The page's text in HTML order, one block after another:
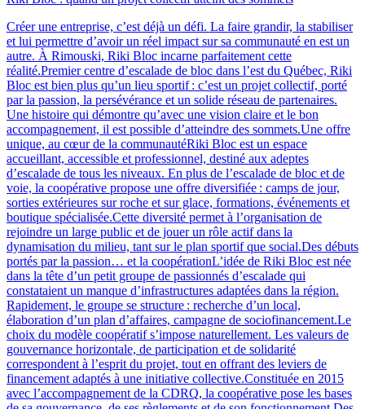
Créer une entreprise, c’est déjà un défi. La faire grandir, la stabiliser
et lui permettre d’avoir un réel impact sur sa communauté en est un
autre. À Rimouski, Riki Bloc incarne parfaitement cette
réalité.Premier centre d’escalade de bloc dans l’est du Québec, Riki
Bloc est bien plus qu’un lieu sportif : c’est un projet collectif, porté
par la passion, la persévérance et un solide réseau de partenaires.
Une histoire qui démontre qu’avec une vision claire et le bon
accompagnement, il est possible d’atteindre des sommets.Une offre
unique, au cœur de la communautéRiki Bloc est un espace
accueillant, accessible et professionnel, destiné aux adeptes
d’escalade de tous les niveaux. En plus de l’escalade de bloc et de
voie, la coopérative propose une offre diversifiée : camps de jour,
sorties extérieures sur roche et sur glace, formations, événements et
boutique spécialisée.Cette diversité permet à l’organisation de
rejoindre un large public et de jouer un rôle actif dans la
dynamisation du milieu, tant sur le plan sportif que social.Des débuts
portés par la passion… et la coopérationL’idée de Riki Bloc est née
dans la tête d’un petit groupe de passionnés d’escalade qui
constataient un manque d’infrastructures adaptées dans la région.
Rapidement, le groupe se structure : recherche d’un local,
élaboration d’un plan d’affaires, campagne de sociofinancement.Le
choix du modèle coopératif s’impose naturellement. Les valeurs de
gouvernance horizontale, de participation et de solidarité
correspondent à l’esprit du projet, tout en offrant des leviers de
financement adaptés à une initiative collective.Constituée en 2015
avec l’accompagnement de la CDRQ, la coopérative pose les bases